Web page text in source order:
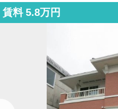
賃料 5.8万円